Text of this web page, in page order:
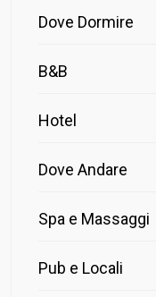
Dove Dormire
B&B
Hotel
Dove Andare
Spa e Massaggi
Pub e Locali